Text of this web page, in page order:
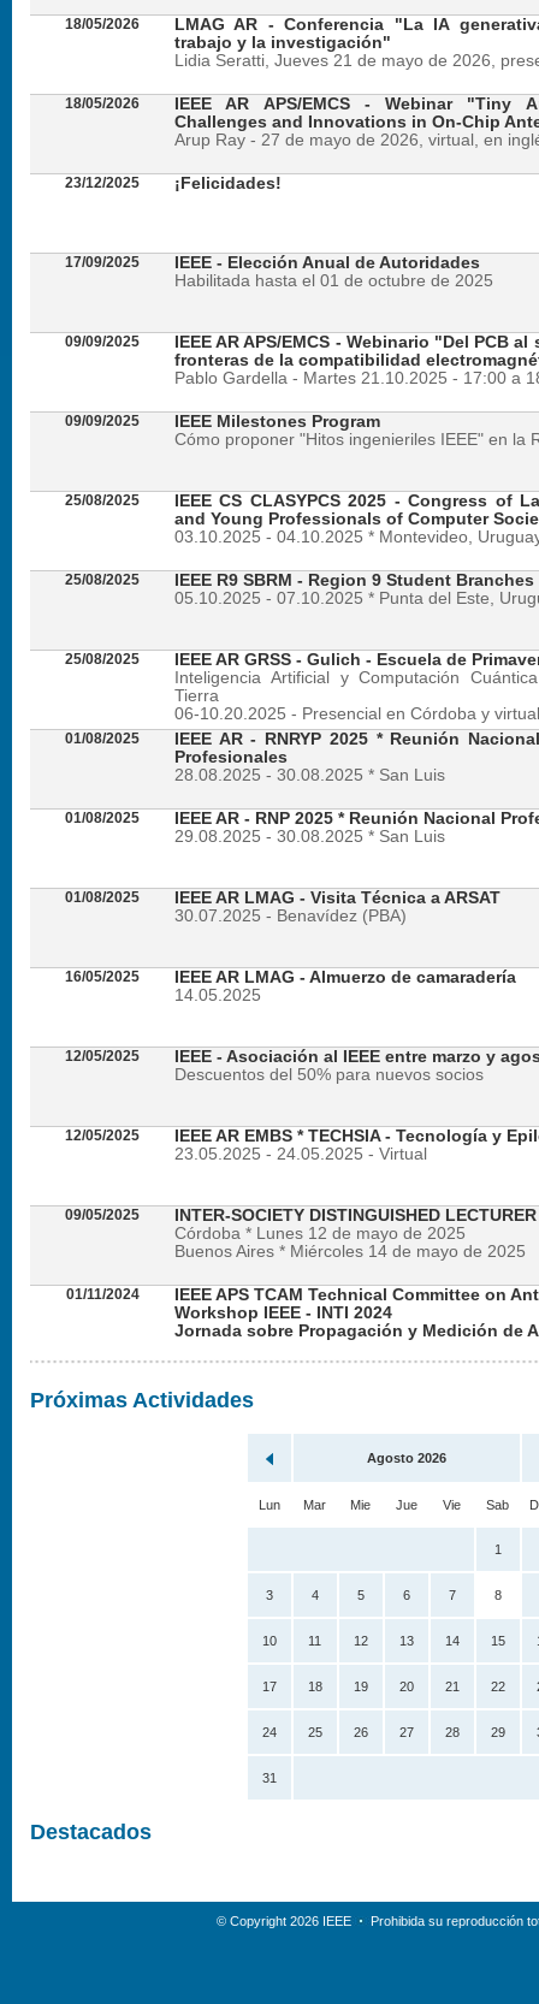
18/05/2026
LMAG AR - Conferencia "La IA
trabajo y la investigación"
Lidia Seratti, Jueves 21 de mayo de 2026,
18/05/2026
IEEE AR APS/EMCS - Webinar "Tiny
Challenges and Innovations in On-Chip
Arup Ray - 27 de mayo de 2026, virtual, en
23/12/2025 ¡Felicidades!
17/09/2025
IEEE - Elección Anual de Autoridades
Habilitada hasta el 01 de octubre de 2025
09/09/2025
IEEE AR APS/EMCS - Webinario "Del PCB
fronteras de la compatibilidad
Pablo Gardella - Martes 21.10.2025 - 17:00 a
09/09/2025
IEEE Milestones Program
Cómo proponer "Hitos ingenieriles IEEE" en la
25/08/2025
IEEE CS CLASYPCS 2025 - Congress of
and Young Professionals of Computer
03.10.2025 - 04.10.2025 * Montevideo,
25/08/2025
IEEE R9 SBRM - Region 9 Student
05.10.2025 - 07.10.2025 * Punta del Este,
25/08/2025
IEEE AR GRSS - Gulich - Escuela de
Inteligencia Artificial y Computación
Tierra
06-10.20.2025 - Presencial en Córdoba y virtual
01/08/2025
IEEE AR - RNRYP 2025 * Reunión
Profesionales
28.08.2025 - 30.08.2025 * San Luis
01/08/2025
IEEE AR - RNP 2025 * Reunión Nacional
29.08.2025 - 30.08.2025 * San Luis
01/08/2025
IEEE AR LMAG - Visita Técnica a ARSAT
30.07.2025 - Benavídez (PBA)
16/05/2025
IEEE AR LMAG - Almuerzo de camaradería
14.05.2025
12/05/2025
IEEE - Asociación al IEEE entre marzo y
Descuentos del 50% para nuevos socios
12/05/2025
IEEE AR EMBS * TECHSIA - Tecnología y
23.05.2025 - 24.05.2025 - Virtual
09/05/2025
INTER-SOCIETY DISTINGUISHED
Córdoba * Lunes 12 de mayo de 2025
Buenos Aires * Miércoles 14 de mayo de 2025
01/11/2024
IEEE APS TCAM Technical Committee on
Workshop IEEE - INTI 2024
Jornada sobre Propagación y Medición de
Próximas Actividades
Agosto 2026
Lun Mar Mie Jue Vie Sab
1
3 4 5 6 7 8
10 11 12 13 14 15
17 18 19 20 21 22
24 25 26 27 28 29
31
Destacados
© Copyright 2026 IEEE Prohibida su reproducción